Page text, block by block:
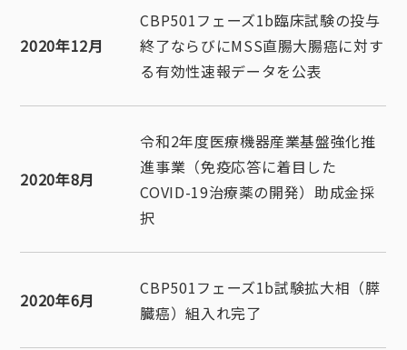
2020年12月
CBP501フェーズ1b臨床試験の投与
終了ならびにMSS直腸大腸癌に対す
る有効性速報データを公表
2020年8月
令和2年度医療機器産業基盤強化推
進事業（免疫応答に着目した
COVID-19治療薬の開発）助成金採
択
2020年6月
CBP501フェーズ1b試験拡大相（膵
臓癌）組入れ完了